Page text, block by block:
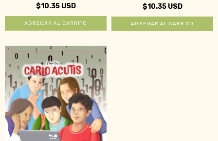
$10.35 USD $10.35 USD